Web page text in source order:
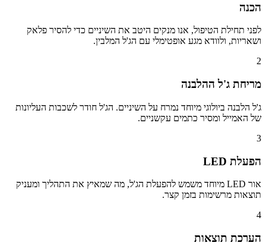
הכנה
לפני תחילת הטיפול, אנו מנקים היטב את השיניים כדי להסיר פלאק
ושאריות, ולוודא מגע אופטימלי עם הג'ל המלבין.
2
מריחת ג'ל ההלבנה
ג'ל הלבנה ביולוגי מיוחד נמרח על השיניים. הג'ל חודר לשכבות העליונות
של האמייל ומסיר כתמים עקשניים.
3
הפעלת LED
אור LED מיוחד משמש להפעלת הג'ל, מה שמאיץ את התהליך ומעניק
תוצאות מרשימות בזמן קצר.
4
הערכת תוצאות